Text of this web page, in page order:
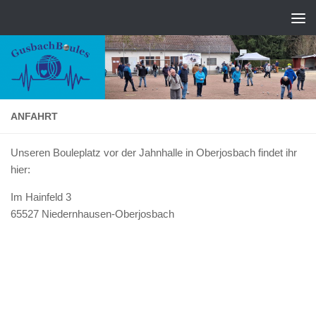
ANFAHRT
Unseren Bouleplatz vor der Jahnhalle in Oberjosbach findet ihr
hier:
Im Hainfeld 3
65527 Niedernhausen-Oberjosbach